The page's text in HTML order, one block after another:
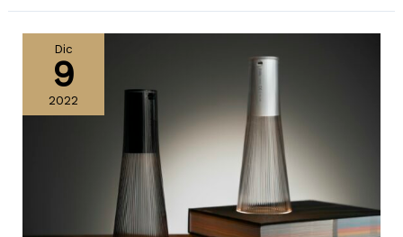
Dic
9
2022
Pablo
suma
dos